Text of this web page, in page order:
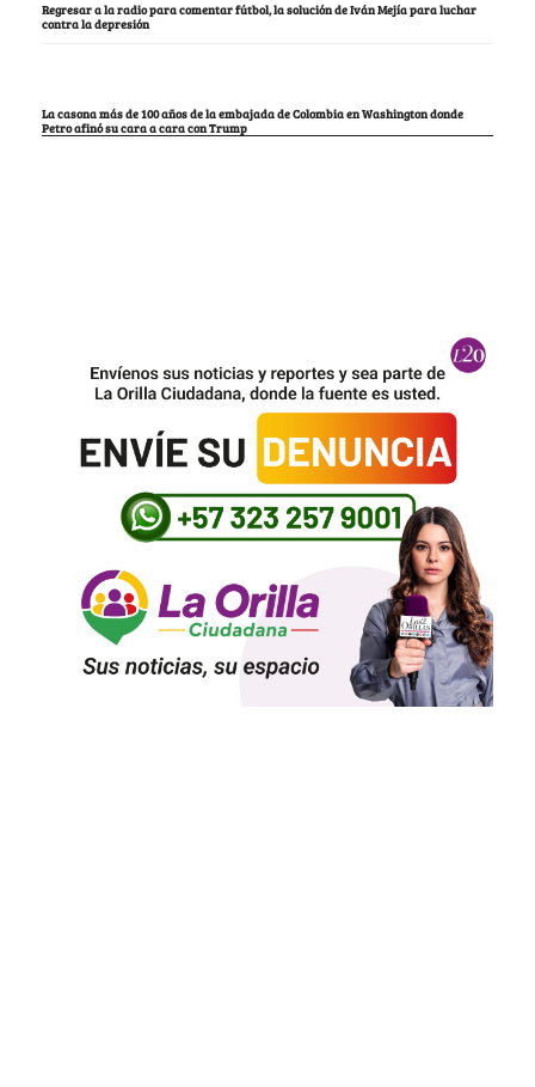
Regresar a la radio para comentar fútbol, la solución de Iván Mejía para luchar
contra la depresión
La casona más de 100 años de la embajada de Colombia en Washington donde
Petro afinó su cara a cara con Trump